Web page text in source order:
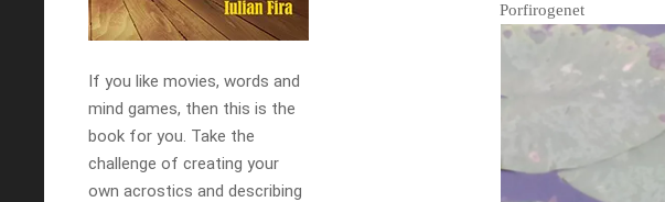
If you like movies, words and
mind games, then this is the
book for you. Take the
challenge of creating your
own acrostics and describing
Porfirogenet